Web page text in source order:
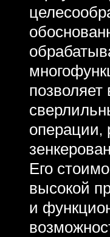
операции,
Его
высокой
и